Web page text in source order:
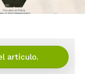
artículo.